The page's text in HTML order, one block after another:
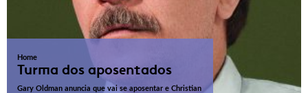
Home
Turma dos aposentados
Gary Oldman anuncia que vai se aposentar e Christian